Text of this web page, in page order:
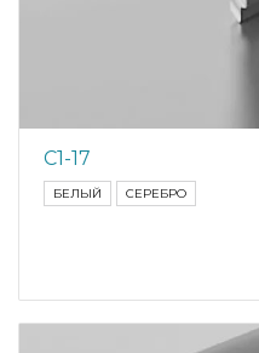
С1-17
БЕЛЫЙ СЕРЕБРО